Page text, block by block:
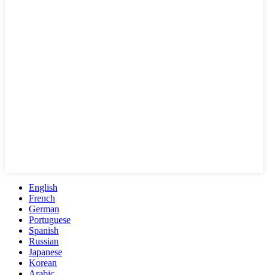
English
French
German
Portuguese
Spanish
Russian
Japanese
Korean